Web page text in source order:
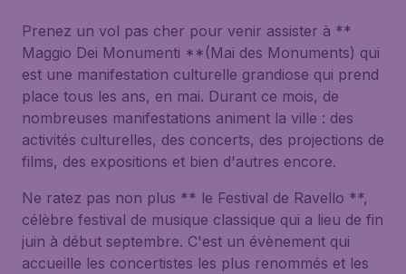
Prenez un vol pas cher pour venir assister à **
Maggio Dei Monumenti **(Mai des Monuments) qui
est une manifestation culturelle grandiose qui prend
place tous les ans, en mai. Durant ce mois, de
nombreuses manifestations animent la ville : des
activités culturelles, des concerts, des projections de
films, des expositions et bien d'autres encore.
Ne ratez pas non plus ** le Festival de Ravello **,
célèbre festival de musique classique qui a lieu de fin
juin à début septembre. C'est un évènement qui
accueille les concertistes les plus renommés et les